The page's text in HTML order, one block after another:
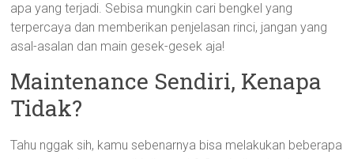
apa yang terjadi. Sebisa mungkin cari bengkel yang
terpercaya dan memberikan penjelasan rinci, jangan yang
asal-asalan dan main gesek-gesek aja!
Maintenance Sendiri, Kenapa
Tidak?
Tahu nggak sih, kamu sebenarnya bisa melakukan beberapa